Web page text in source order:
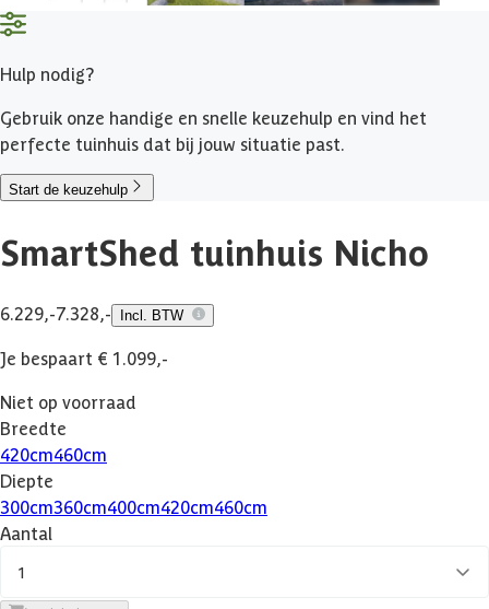
Hulp nodig?
Gebruik onze handige en snelle keuzehulp en vind het
perfecte tuinhuis dat bij jouw situatie past.
Start de keuzehulp
SmartShed tuinhuis Nicho
6.229,-7.328,- Incl. BTW
Je bespaart € 1.099,-
Niet op voorraad
Breedte
420cm460cm
Diepte
300cm360cm400cm420cm460cm
Aantal
1